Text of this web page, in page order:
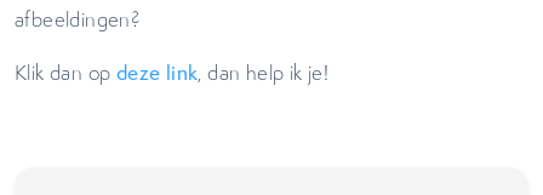
afbeeldingen?
Klik dan op deze link, dan help ik je!